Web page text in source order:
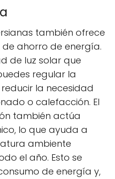
también ofrece
ahorro de energía.
de luz solar que
regular la
la necesidad
o calefacción. El
también actúa
lo que ayuda a
ambiente
el año. Esto se
de energía y,